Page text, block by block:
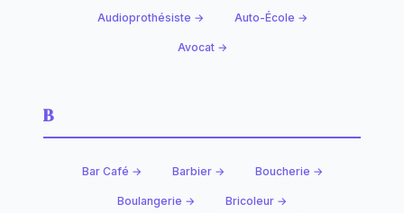
Audioprothésiste → Auto-École →
Avocat →
B
Bar Café → Barbier → Boucherie →
Boulangerie → Bricoleur →